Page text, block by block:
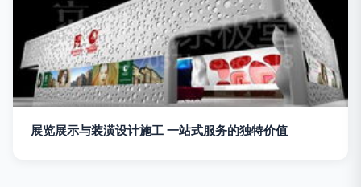
展览展示与装潢设计施工 一站式服务的独特价值